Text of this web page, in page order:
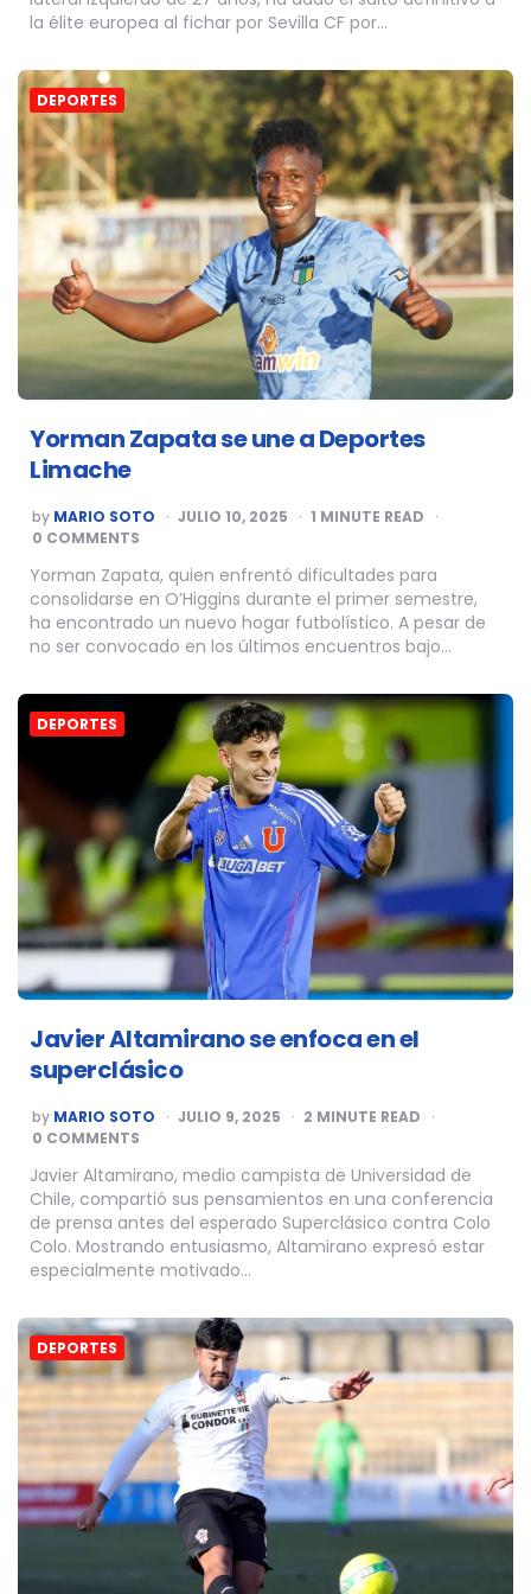
la élite europea al fichar por Sevilla CF por…
DEPORTES
Yorman Zapata se une a Deportes
Limache
POSTED
BY
by MARIO SOTO JULIO 10, 2025 1 MINUTE READ
0 COMMENTS
Yorman Zapata, quien enfrentó dificultades para
consolidarse en O’Higgins durante el primer semestre,
ha encontrado un nuevo hogar futbolístico. A pesar de
no ser convocado en los últimos encuentros bajo…
DEPORTES
Javier Altamirano se enfoca en el
superclásico
POSTED
BY
by MARIO SOTO JULIO 9, 2025 2 MINUTE READ
0 COMMENTS
Javier Altamirano, medio campista de Universidad de
Chile, compartió sus pensamientos en una conferencia
de prensa antes del esperado Superclásico contra Colo
Colo. Mostrando entusiasmo, Altamirano expresó estar
especialmente motivado…
DEPORTES